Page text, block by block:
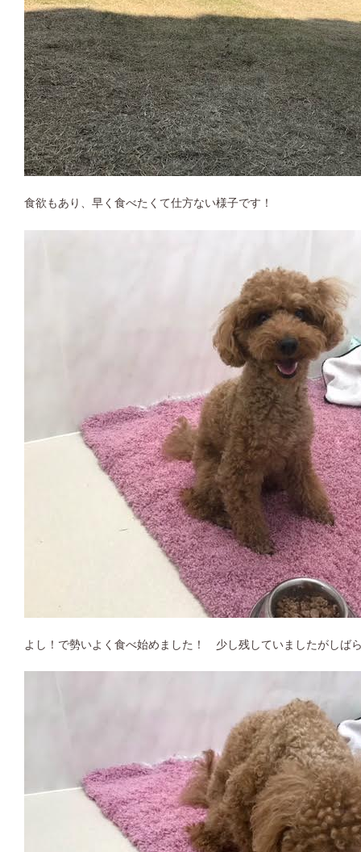
食欲もあり、早く食べたくて仕方ない様子です！
よし！で勢いよく食べ始めました！ 少し残していましたがしば